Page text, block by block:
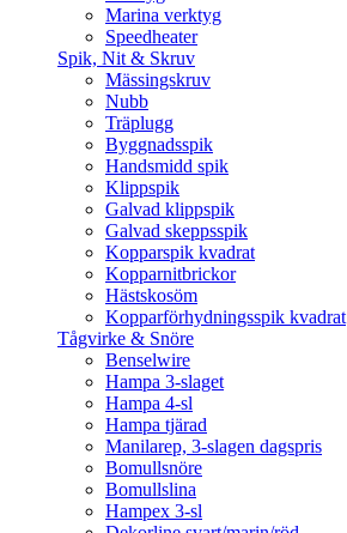
Marina verktyg
Speedheater
Spik, Nit & Skruv
Mässingskruv
Nubb
Träplugg
Byggnadsspik
Handsmidd spik
Klippspik
Galvad klippspik
Galvad skeppsspik
Kopparspik kvadrat
Kopparnitbrickor
Hästskosöm
Kopparförhydningsspik kvadrat
Tågvirke & Snöre
Benselwire
Hampa 3-slaget
Hampa 4-sl
Hampa tjärad
Manilarep, 3-slagen dagspris
Bomullsnöre
Bomullslina
Hampex 3-sl